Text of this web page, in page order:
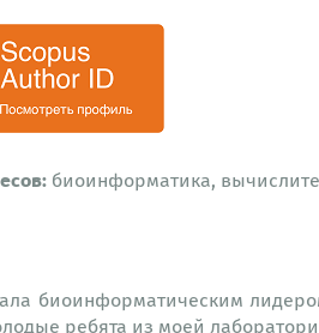
биоинформатика,
биоинформатическим
ребята из моей